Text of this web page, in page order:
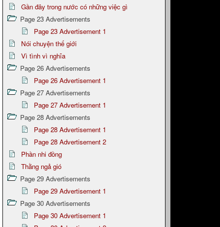
Gần đây trong nước có những việc gì
Page 23 Advertisements
Page 23 Advertisement 1
Nói chuyện thế giới
Vì tình vì nghĩa
Page 26 Advertisements
Page 26 Advertisement 1
Page 27 Advertisements
Page 27 Advertisement 1
Page 28 Advertisements
Page 28 Advertisement 1
Page 28 Advertisement 2
Phần nhi đồng
Thằng ngả gió
Page 29 Advertisements
Page 29 Advertisement 1
Page 30 Advertisements
Page 30 Advertisement 1